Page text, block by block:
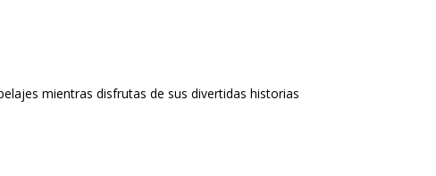
mientras disfrutas de sus divertidas historias